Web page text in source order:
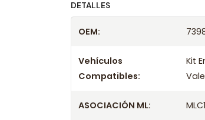
confirmación.
DETALLES
OEM:
Vehículos
Compatibles:
Kit
ASOCIACIÓN ML: